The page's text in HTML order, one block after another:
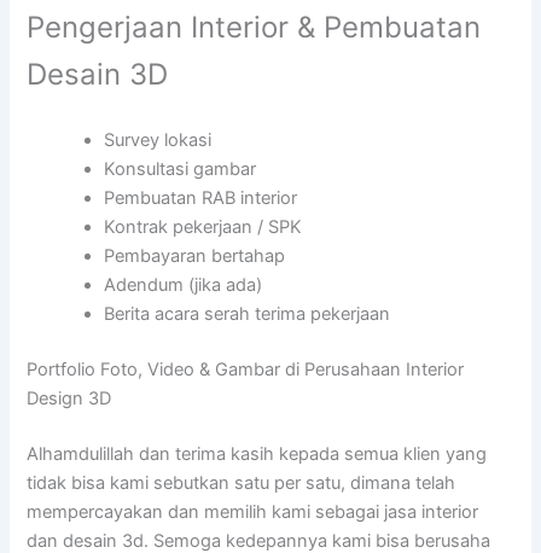
Pengerjaan Interior & Pembuatan
Desain 3D
Survey lokasi
Konsultasi gambar
Pembuatan RAB interior
Kontrak pekerjaan / SPK
Pembayaran bertahap
Adendum (jika ada)
Berita acara serah terima pekerjaan
Portfolio Foto, Video & Gambar di Perusahaan Interior
Design 3D
Alhamdulillah dan terima kasih kepada semua klien yang
tidak bisa kami sebutkan satu per satu, dimana telah
mempercayakan dan memilih kami sebagai jasa interior
dan desain 3d. Semoga kedepannya kami bisa berusaha